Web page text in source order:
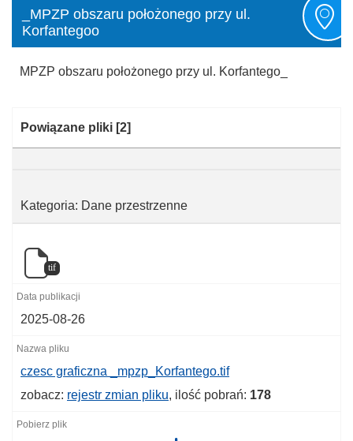
_MPZP obszaru położonego przy ul.
Korfantegoo
MPZP obszaru położonego przy ul. Korfantego_
Kategoria:
Powiązane pliki [2]
Kategoria: Dane przestrzenne
tif
2025-08-26
czesc graficzna _mpzp_Korfantego.tif
zobacz: rejestr zmian pliku, ilość pobrań: 178